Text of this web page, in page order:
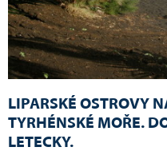
LIPARSKÉ OSTROVY
TYRHÉNSKÉ MOŘE.
LETECKY.